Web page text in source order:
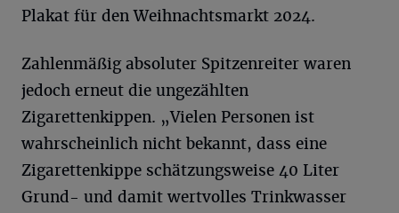
Plakat für den Weihnachtsmarkt 2024.
Zahlenmäßig absoluter Spitzenreiter waren
jedoch erneut die ungezählten
Zigarettenkippen. „Vielen Personen ist
wahrscheinlich nicht bekannt, dass eine
Zigarettenkippe schätzungsweise 40 Liter
Grund- und damit wertvolles Trinkwasser